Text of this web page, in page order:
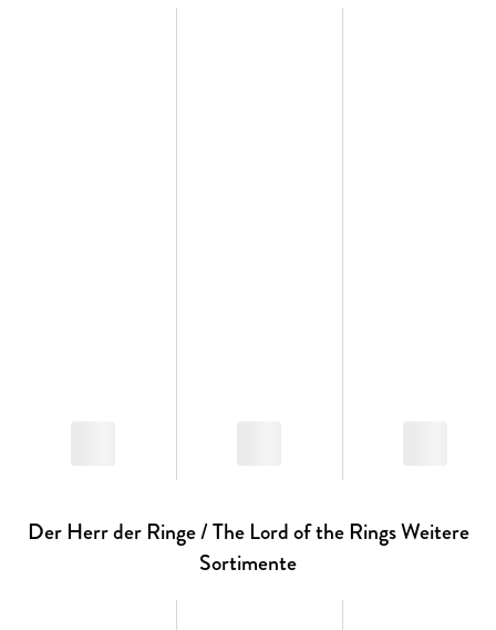
Der Herr der Ringe / The Lord of the Rings Weitere
Sortimente